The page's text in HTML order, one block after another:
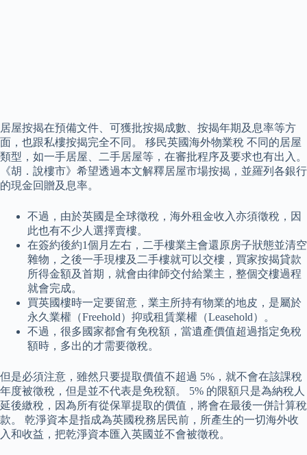
居屋按揭在預備文件、可獲批按揭成數、按揭年期及息率等方
面，也跟私樓按揭完全不同。 移民英國海外物業稅 不同的居屋
類型，如一手居屋、二手居屋等，在審批程序及要求也有出入。
《胡．說樓市》希望透過本文解釋居屋市場按揭，並羅列各銀行
的現金回贈及息率。
不過，由於英國是全球徵稅，海外租金收入亦須徵稅，因
此也有不少人選擇賣樓。
在簽約後約1個月左右，二手樓業主會還原房子狀態並清空
雜物，之後一手現樓及二手樓就可以交樓，買家按揭貸款
所得金額及首期，就會由律師交付給業主，整個交樓過程
就會完成。
買英國樓時一定要留意，業主所持有物業的地皮，是屬於
永久業權（Freehold）抑或租賃業權（Leasehold）。
不過，很多國家都會有免稅額，當遺產價值超過指定免稅
額時，多出的才需要徵稅。
但是必須注意，雖然只要提取價值不超過 5%，就不會在該課稅
年度被徵稅，但是並不代表是免稅額。 5% 的限額只是為納稅人
延後繳稅，因為所有從保單提取的價值，將會在最後一併計算稅
款。 乾淨資本是指成為英國稅務居民前，所產生的一切海外收
入和收益，把乾淨資本匯入英國並不會被徵稅。